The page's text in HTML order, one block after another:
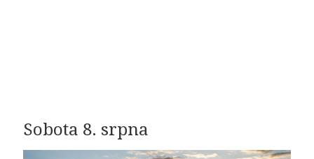
Sobota 8. srpna